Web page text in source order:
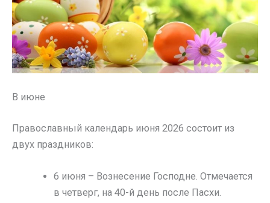
В июне
Православный календарь июня 2026 состоит из
двух праздников:
6 июня – Вознесение Господне. Отмечается
в четверг, на 40-й день после Пасхи.